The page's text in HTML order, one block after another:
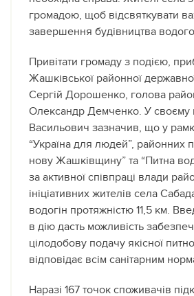
громадою, щоб відсвяткувати
завершення будівництва
Привітати громаду з подією,
Жашківської районної державної
Сергій Дорошенко, голова
Олександр Демченко. У своєму
Васильович зазначив, що у
“Україна для людей”, районних
нову Жашківщину” та “Питна
за активної співпраці влади
ініціативних жителів села
водогін протяжністю 11,5 км.
в дію дасть можливість
цілодобову подачу якісної
відповідає всім санітарним
Наразі 167 точок споживачів